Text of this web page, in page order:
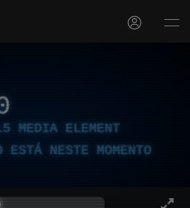
MEDIA ELEMENT
ESTÁ NESTE MOMENTO